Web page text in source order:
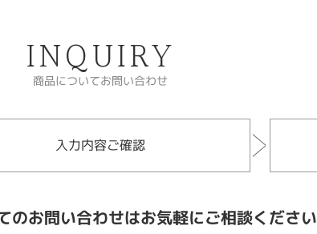
INQUIRY
商品についてお問い合わせ
入力内容ご確認
のお問い合わせはお気軽にご相談ください